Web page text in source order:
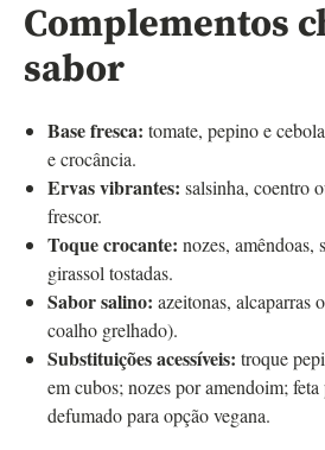
Complementos
sabor
Base fresca: tomate, pepino e
e crocância.
Ervas vibrantes: salsinha, coentro
frescor.
Toque crocante: nozes, amêndoas,
girassol tostadas.
Sabor salino: azeitonas, alcaparras
coalho grelhado).
Substituições acessíveis: troque
em cubos; nozes por amendoim;
defumado para opção vegana.